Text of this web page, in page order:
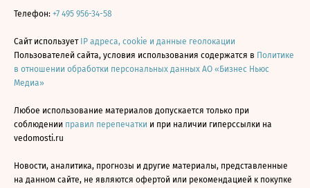
Телефон: +7 495 956-34-58
Сайт использует IP адреса, cookie и данные геолокации
Пользователей сайта, условия использования содержатся в Политике
в отношении обработки персональных данных АО «Бизнес Ньюс
Медиа»
Любое использование материалов допускается только при
соблюдении правил перепечатки и при наличии гиперссылки на
vedomosti.ru
Новости, аналитика, прогнозы и другие материалы, представленные
на данном сайте, не являются офертой или рекомендацией к покупке